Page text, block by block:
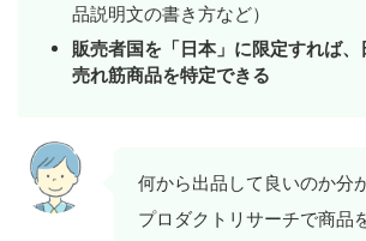
品説明文の書き方など）
販売者国を「日本」に限定すれば
売れ筋商品を特定できる
何から出品して良いのか分
プロダクトリサーチで商品